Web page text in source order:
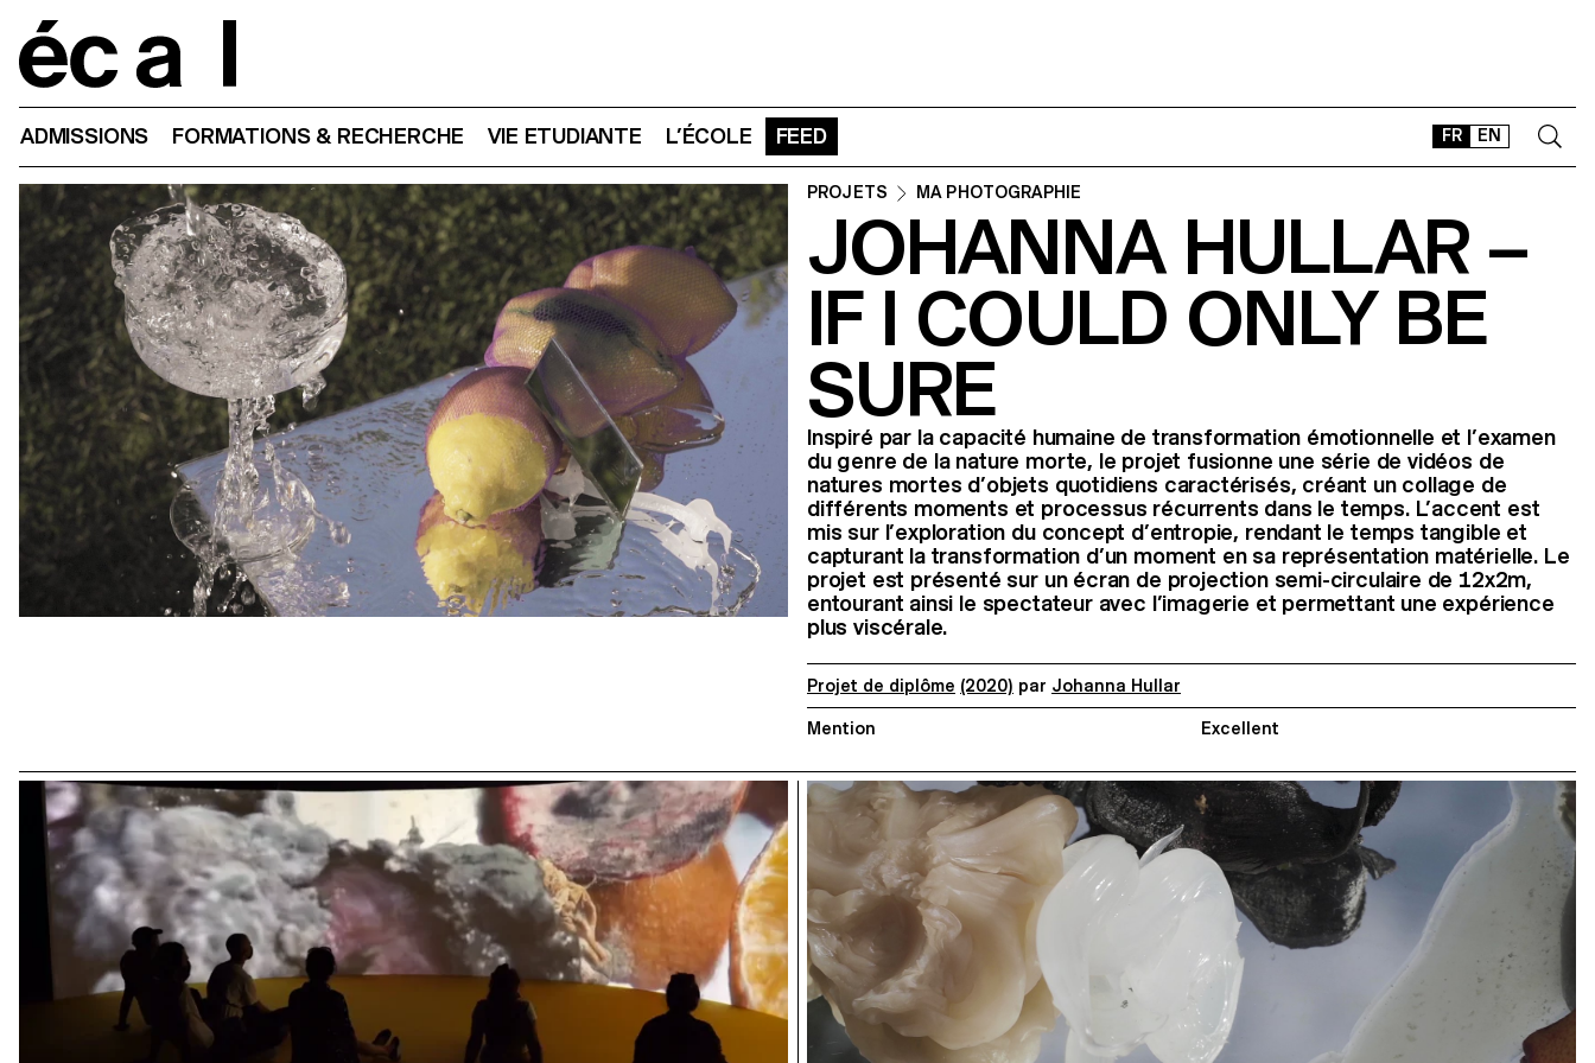
FR EN
ADMISSIONS FORMATIONS & RECHERCHE VIE ETUDIANTE L’ÉCOLE FEED
CONTACT
SHOP
TYPEFACES
OFFLINE-ONLINE
PROJETS MA PHOTOGRAPHIE
JOHANNA HULLAR –
IF I COULD ONLY BE
SURE
Inspiré par la capacité humaine de transformation émotionnelle et l’examen
du genre de la nature morte, le projet fusionne une série de vidéos de
natures mortes d’objets quotidiens caractérisés, créant un collage de
différents moments et processus récurrents dans le temps. L’accent est
mis sur l’exploration du concept d’entropie, rendant le temps tangible et
capturant la transformation d’un moment en sa représentation matérielle. Le
projet est présenté sur un écran de projection semi-circulaire de 12x2m,
entourant ainsi le spectateur avec l’imagerie et permettant une expérience
plus viscérale.
Projet de diplôme (2020) par Johanna Hullar
Mention Excellent